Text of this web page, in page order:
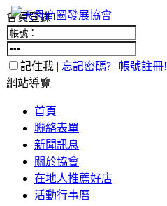
會員登錄
記住我 | 忘記密碼? | 帳號註冊!
網站導覽
首頁
聯絡表單
新聞訊息
關於協會
在地人推薦好店
活動行事曆